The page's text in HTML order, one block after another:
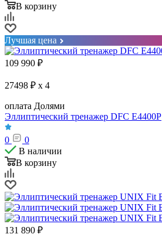
В корзину
Лучшая цена
109 990 ₽
27498 ₽ x 4
оплата Долями
Эллиптический тренажер DFC E4400P
0
0
В наличии
В корзину
131 890 ₽